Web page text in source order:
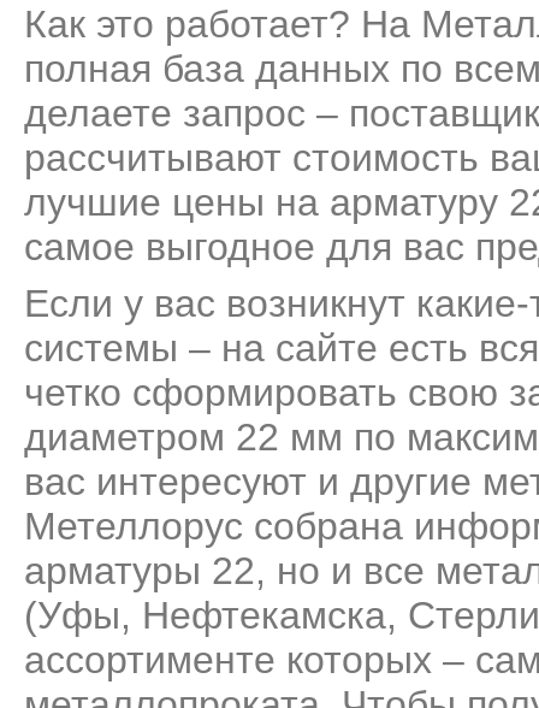
Как это работает? На
полная база данных по
делаете запрос –
рассчитывают стоимость
лучшие цены на арматуру
самое выгодное для вас
Если у вас возникнут
системы – на сайте есть
четко сформировать свою
диаметром 22 мм по
вас интересуют и другие
Метеллорус собрана
арматуры 22, но и все
(Уфы, Нефтекамска,
ассортименте которых –